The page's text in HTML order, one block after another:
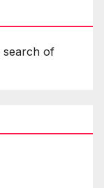
search of